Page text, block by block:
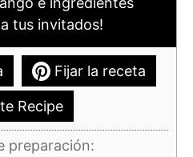
tus invitados!
Fijar la receta
Recipe
preparación: